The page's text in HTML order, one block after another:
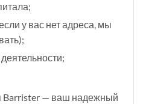
у вас нет адреса, мы
Barrister — ваш надежный